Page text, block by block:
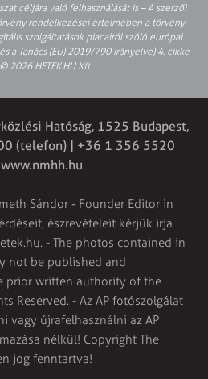
céljára való felhasználását is – A szerzői
rendelkezései értelmében a törvény
szolgáltatások piacairól szóló európai
a Tanács (EU) 2019/790 Irányelve) 4. cikke
2026 HETEK.HU Kft.
Hatóság, 1525 Budapest,
(telefon) | +36 1 356 5520
Sándor - Founder Editor in
észrevételeit kérjük írja
. - The photos contained in
not be published and
prior written authority of the
Reserved. - Az AP fotószolgálat
vagy újrafelhasználni az AP
nélkül! Copyright The
jog fenntartva!